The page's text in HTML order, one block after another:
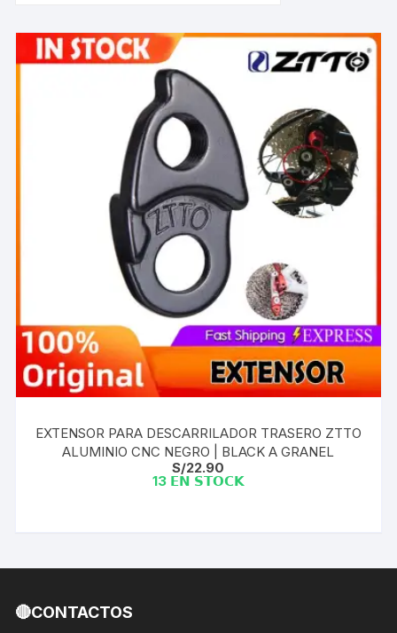
EXTENSOR PARA DESCARRILADOR TRASERO ZTTO
ALUMINIO CNC NEGRO | BLACK A GRANEL
S/22.90
13 𝗘𝗡 𝗦𝗧𝗢𝗖𝗞
🔴CONTACTOS